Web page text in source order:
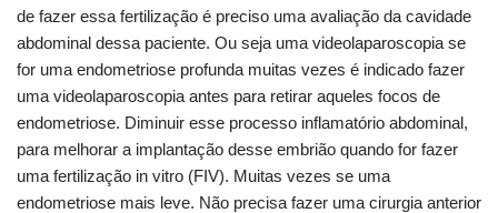
de fazer essa fertilização é preciso uma avaliação da cavidade
abdominal dessa paciente. Ou seja uma videolaparoscopia se
for uma endometriose profunda muitas vezes é indicado fazer
uma videolaparoscopia antes para retirar aqueles focos de
endometriose. Diminuir esse processo inflamatório abdominal,
para melhorar a implantação desse embrião quando for fazer
uma fertilização in vitro (FIV). Muitas vezes se uma
endometriose mais leve. Não precisa fazer uma cirurgia anterior